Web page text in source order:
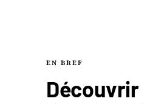
EN BREF
Découvrir